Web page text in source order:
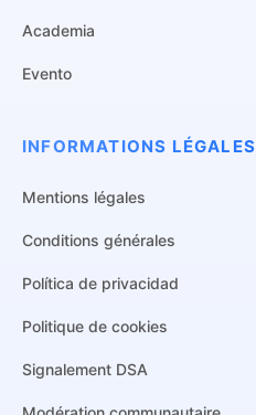
Academia
Evento
INFORMATIONS LÉGALES
Mentions légales
Conditions générales
Política de privacidad
Politique de cookies
Signalement DSA